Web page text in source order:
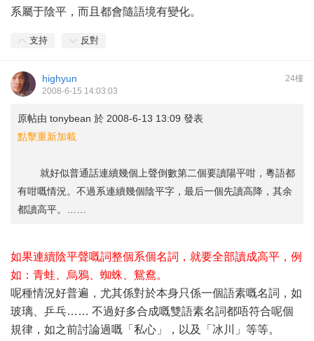
系屬于陰平，而且都會隨語境有變化。
支持 反對
24樓
highyun
2008-6-15 14:03:03
原帖由 tonybean 於 2008-6-13 13:09 發表
點擊重新加載
就好似普通話連續幾個上聲倒數第二個要讀陽平咁，粵語都
有咁嘅情況。不過系連續幾個陰平字，最后一個先讀高降，其余
都讀高平。……
如果連續陰平聲嘅詞整個系個名詞，就要全部讀成高平，例
如：青蛙、烏鴉、蜘蛛、鴛鴦。
呢種情況好普遍，尤其係對於本身只係一個語素嘅名詞，如
玻璃、乒乓…… 不過好多合成嘅雙語素名詞都唔符合呢個
規律，如之前討論過嘅「私心」，以及「冰川」等等。